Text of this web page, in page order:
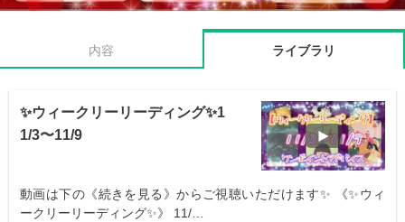
内容 ライブラリ
✨ウィークリーリーディング✨1
1/3〜11/9
動画は下の《続きを見る》からご視聴いただけます✨ 《✨ウィ
ークリーリーディング✨》 11/…